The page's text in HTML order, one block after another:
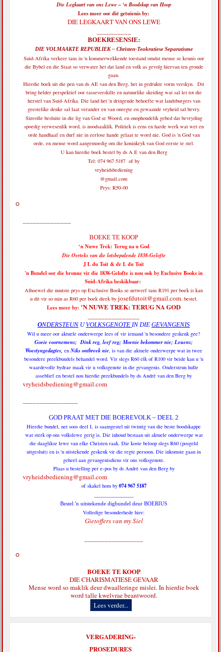
Die Legkaart van ons Lewe – ‘n Boodskap van Hoop
Lees meer oor dié getuienis by:
DIE LEGKAART VAN ONS LEWE
BOEKRESENSIE:
DIE VOLMAAKTE REPUBLIEK – Christen-Teokratiese Separatisme
Suid-Afrika verkeer tans in 'n kommerwekkende toestand omdat mense se kennis oor
die Bybel en die Staat so verwater het dat land en volk as gevolg hiervan ten gronde
gaan.
Hierdie boek uit die pen van ds AE van den Berg, het in gedrukte vorm verskyn. Dit
bring helder perspektief oor rasseverskille en natuurlike skeiding wat sal lei tot die
herstel van Suid-Afrika. Die land het 'n dringende behoefte wat landsburgers van
geestelike denke sal laat verander en van onregte en gewaande vryheid sal bevry.
Sinvolle besluite in die lig van God se Woord, en onophoudelik gebed dat bevryding
spoedig verwesenlik word, is noodsaaklik. Politiek is erns en harde werk wat wet en
orde handhaaf en durf nie in eerlose hande gelaat te word nie. God is 'n God van
orde, en mense word aangemoedig om die koninkryk van God eerste te stel.
U kan hierdie boek bestel by ds A E van den Berg
Tel: 074 967 5187 of by
vryheidsbediening
@gmail.com
Prys: R50-00
BOEKE TE KOOP
‘n Nuwe Trek: Terug na u God
Die Oerteks van die lotsbepalende 1838-Gelofte
J L du Toit & dr L du Toit
'n Bundel oor die bronne vir die 1838-Gelofte is nou ook by Exclusive Books in
Suid-Afrika beskikbaar:
Alhoewel die nuutste prys op Exclusive Books se netwerf tans R191 per boek is kan
u dit vir so min as R60 per boek direk by josefdutoit@gmail.com. bestel.
Lees meer by: 'N NUWE TREK: TERUG NA GOD
ONDERSTEUN UVOLKSGENOTE IN DIE GEVANGENIS
Wil u meer oor aktuele onderwerpe lees of vir iemand 'n besondere geskenk gee?
Goeie voornemens; Dink reg, leef reg; Moenie bekommer nie; Leuens;
Woestyngedagtes, enNiks ontbreek nie, is van die aktuele onderwerpe wat in twee
besondere preekbundels behandel word. Vir slegs R60 elk of R100 vir beide kan u 'n
waardevolle bydrae maak vir u volksgenote in die gevangenis. Ondersteun hulle
asseblief en bestel nou hierdie preekbundels by ds Andrè van den Berg by
vryheidsbediening@gmail.com
GOD PRAAT MET DIE BOEREVOLK – DEEL 2
Hierdie bundel, net soos deel I, is saamgestel uit twintig van die beste boodskappe
wat sterk op ons volkslewe gerig is. Die inhoud bestaan uit aktuele onderwerpe wat
die daaglikse lewe van elke Christen raak. Die koste beloop slegs R60 (posgeld
uitgesluit) en is 'n uitstekende geskenk vir die regte persoon. Die inkomste gaan in
geheel aan gevangenisdiens vir ons volksgenote.
Plaas u bestelling per e-pos by ds Andrè van den Berg by
vryheidsbediening@gmail.com
of skakel hom by 074 967 5187
Bestel 'n uitstekende digbundel deur BOERIUS
Volledige besonderhede hier:
Gietoffers van my Siel
BOEKE TE KOOP
DIE CHARISMATIESE GEVAAR
Mense word so maklik deur dwaalleringe mislei. In hierdie boek
word talle kwelvrae beantwoord.
Lees verder...
VERGADERING-
PROSEDURES